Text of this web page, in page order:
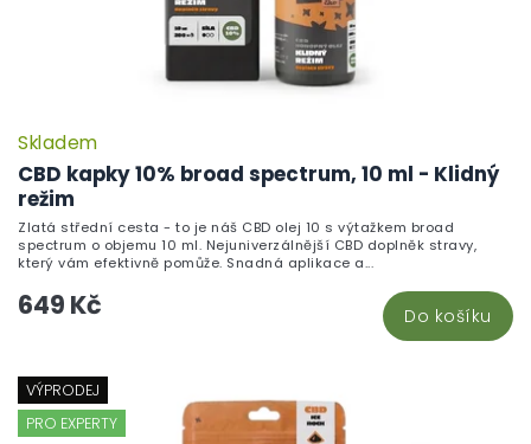
CBD kapky 10% broad spectrum, 10 ml - Klidný
režim
Skladem
649 Kč Do košíku
Zlatá střední cesta - to je náš CBD olej 10 s výtažkem broad
spectrum o objemu 10 ml. Nejuniverzálnější CBD doplněk stravy,
který vám efektivně pomůže. Snadná aplikace a...
VÝPRODEJ
PRO EXPERTY